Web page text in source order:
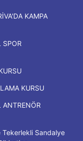
KAMPA
SPOR
KURSU
ANTRENÖR
Sandalye